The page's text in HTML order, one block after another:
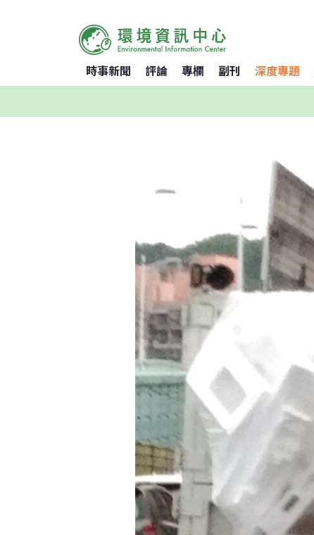
時事新聞 評論 專欄 副刊 深度專題